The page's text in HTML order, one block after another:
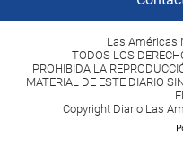
Las Américas
TODOS LOS
PROHIBIDA LA
MATERIAL DE ESTE DIARIO
Copyright Diario Las